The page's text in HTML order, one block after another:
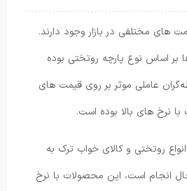
های مختلفی در بازار وجود دارند.
اساس نوع پارچه روتختی بوده
عاملی موثر بر روی قیمت های
نرخ های بالا بوده است.
روتختی و کالای خواب ترک به
حال انجام است، این محصولات با نرخ